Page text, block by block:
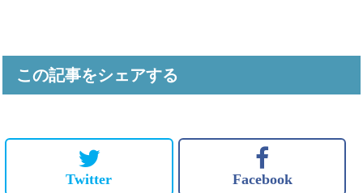
この記事をシェアする
Twitter Facebook